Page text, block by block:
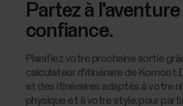
Partez à
confiance.
Planifiez votre prochaine sortie
calculateur d'itinéraire de Komoot.
et des itinéraires adaptés à votre
physique et à votre style, pour